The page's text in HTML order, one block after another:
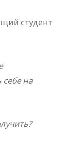
студент
на